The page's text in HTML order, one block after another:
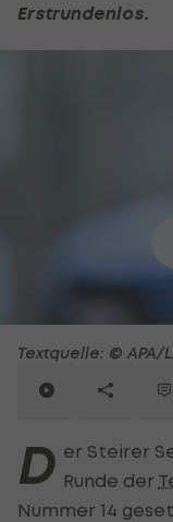
Erstrundenlos.
Textquelle: © APA/
D er Steirer
Runde der
Nummer 14